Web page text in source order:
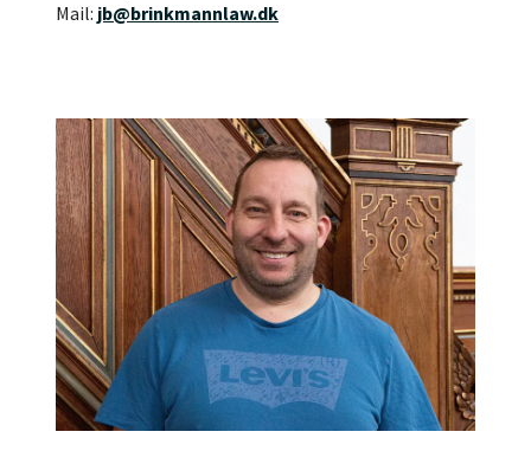
Mail: jb@brinkmannlaw.dk